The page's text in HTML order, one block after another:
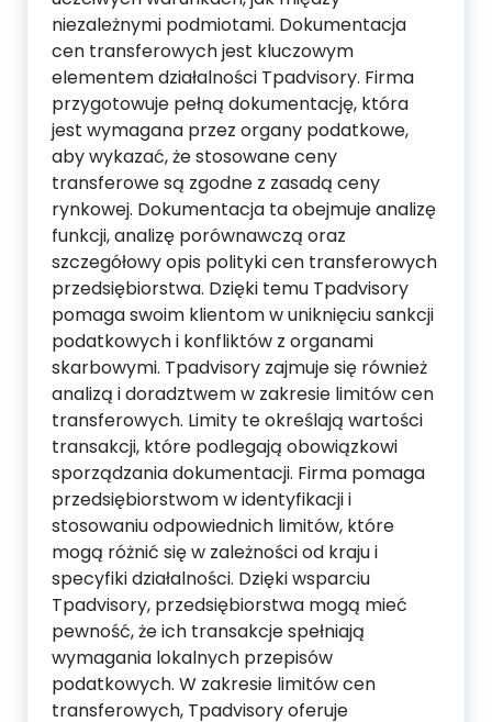
niezależnymi podmiotami. Dokumentacja
cen transferowych jest kluczowym
elementem działalności Tpadvisory. Firma
przygotowuje pełną dokumentację, która
jest wymagana przez organy podatkowe,
aby wykazać, że stosowane ceny
transferowe są zgodne z zasadą ceny
rynkowej. Dokumentacja ta obejmuje analizę
funkcji, analizę porównawczą oraz
szczegółowy opis polityki cen transferowych
przedsiębiorstwa. Dzięki temu Tpadvisory
pomaga swoim klientom w uniknięciu sankcji
podatkowych i konfliktów z organami
skarbowymi. Tpadvisory zajmuje się również
analizą i doradztwem w zakresie limitów cen
transferowych. Limity te określają wartości
transakcji, które podlegają obowiązkowi
sporządzania dokumentacji. Firma pomaga
przedsiębiorstwom w identyfikacji i
stosowaniu odpowiednich limitów, które
mogą różnić się w zależności od kraju i
specyfiki działalności. Dzięki wsparciu
Tpadvisory, przedsiębiorstwa mogą mieć
pewność, że ich transakcje spełniają
wymagania lokalnych przepisów
podatkowych. W zakresie limitów cen
transferowych, Tpadvisory oferuje